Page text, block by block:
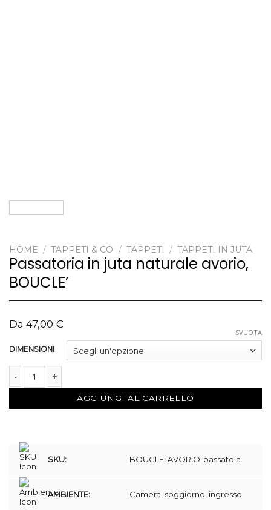
HOME / TAPPETI & CO / TAPPETI / TAPPETI IN JUTA
Passatoria in juta naturale avorio,
BOUCLE’
Da 47,00 €
DIMENSIONI
SVUOTA
AGGIUNGI AL CARRELLO
SKU: BOUCLE' AVORIO-passatoia
AMBIENTE: Camera, soggiorno, ingresso